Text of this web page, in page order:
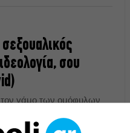
σου
γάμο των ομόφυλων